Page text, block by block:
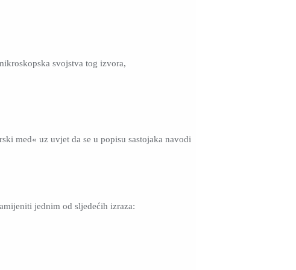
svojstva tog izvora,
med« uz uvjet da se u popisu sastojaka navodi
jednim od sljedećih izraza: